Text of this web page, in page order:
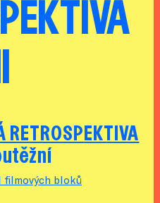
RETROSPEKTIVA
filmových bloků